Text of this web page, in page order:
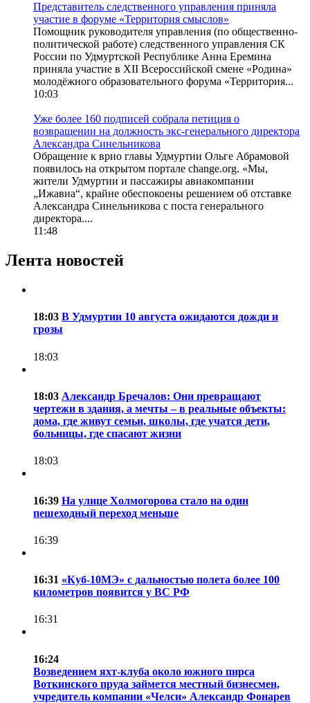
Представитель следственного управления приняла
участие в форуме «Территория смыслов»
Помощник руководителя управления (по общественно-
политической работе) следственного управления СК
России по Удмуртской Республике Анна Еремина
приняла участие в XII Всероссийской смене «Родина»
молодёжного образовательного форума «Территория...
10:03
Уже более 160 подписей собрала петиция о
возвращении на должность экс-генерального директора
Александра Синельникова
Обращение к врио главы Удмуртии Ольге Абрамовой
появилось на открытом портале change.org. «Мы,
жители Удмуртии и пассажиры авиакомпании
„Ижавиа“, крайне обеспокоены решением об отставке
Александра Синельникова с поста генерального
директора....
11:48
Лента новостей
18:03 В Удмуртии 10 августа ожидаются дожди и
грозы
18:03
18:03 Александр Бречалов: Они превращают
чертежи в здания, а мечты – в реальные объекты:
дома, где живут семьи, школы, где учатся дети,
больницы, где спасают жизни
18:03
16:39 На улице Холмогорова стало на один
пешеходный переход меньше
16:39
16:31 «Куб-10МЭ» с дальностью полета более 100
километров появится у ВС РФ
16:31
16:24
Возведением яхт-клуба около южного пирса
Воткинского пруда займется местный бизнесмен,
учредитель компании «Челси» Александр Фонарев